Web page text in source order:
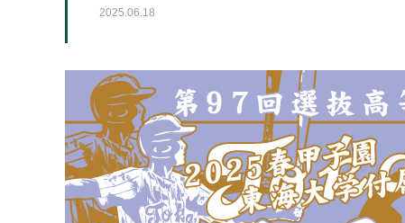
2025.06.18